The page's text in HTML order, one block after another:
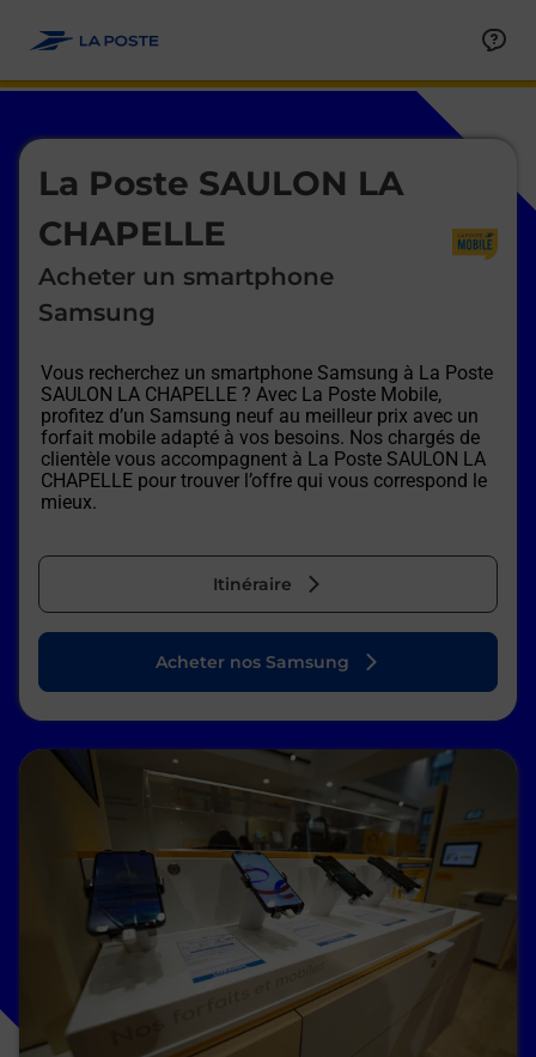
La Poste SAULON LA
CHAPELLE
Acheter un smartphone
Samsung
Vous recherchez un smartphone Samsung à La Poste
SAULON LA CHAPELLE ? Avec La Poste Mobile,
profitez d’un Samsung neuf au meilleur prix avec un
forfait mobile adapté à vos besoins. Nos chargés de
clientèle vous accompagnent à La Poste SAULON LA
CHAPELLE pour trouver l’offre qui vous correspond le
mieux.
Itinéraire
Le lien s'ouvre dans un nouvel onglet
Acheter nos Samsung